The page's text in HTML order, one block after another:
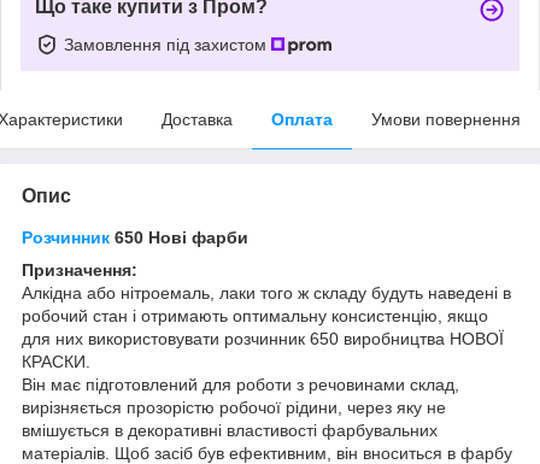
Що таке купити з Пром?
Замовлення під захистом
Доставка Оплата Умови повернення
Опис
Розчинник 650 Нові фарби
Призначення:
Алкідна або нітроемаль, лаки того ж складу будуть наведені в
робочий стан і отримають оптимальну консистенцію, якщо
для них використовувати розчинник 650 виробництва НОВОЇ
КРАСКИ.
Він має підготовлений для роботи з речовинами склад,
вирізняється прозорістю робочої рідини, через яку не
вмішується в декоративні властивості фарбувальних
матеріалів. Щоб засіб був ефективним, він вноситься в фарбу